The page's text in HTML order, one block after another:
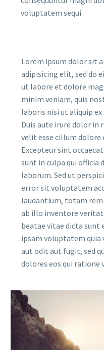
voluptatem sequi.
Lorem ipsum dolor sit
adipisicing elit, sed do
ut labore et dolore
minim veniam, quis
laboris nisi ut aliquip
Duis aute irure dolor
velit esse cillum dolore
Excepteur sint
sunt in culpa qui
laborum. Sed ut
error sit voluptatem
laudantium, totam rem
ab illo inventore
beatae vitae dicta sunt
ipsam voluptatem
aut odit aut fugit, sed
dolores eos qui ratione